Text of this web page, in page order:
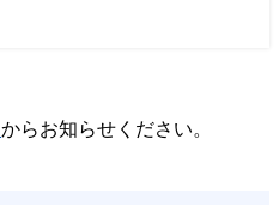
からお知らせください。